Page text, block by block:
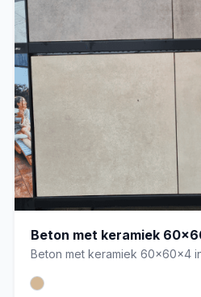
Beton met keramiek
Beton met keramiek 60x60x4